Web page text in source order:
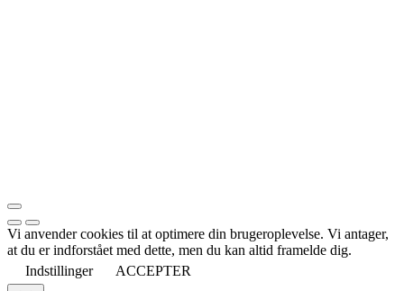
Vi anvender cookies til at optimere din brugeroplevelse. Vi antager,
at du er indforstået med dette, men du kan altid framelde dig.
Indstillinger
ACCEPTER